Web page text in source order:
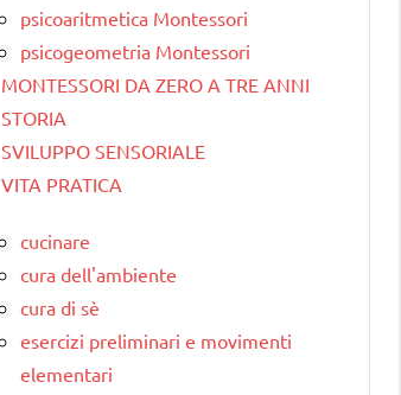
psicoaritmetica Montessori
psicogeometria Montessori
MONTESSORI DA ZERO A TRE ANNI
STORIA
SVILUPPO SENSORIALE
VITA PRATICA
cucinare
cura dell'ambiente
cura di sè
esercizi preliminari e movimenti
elementari